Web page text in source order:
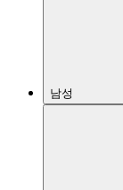
남성